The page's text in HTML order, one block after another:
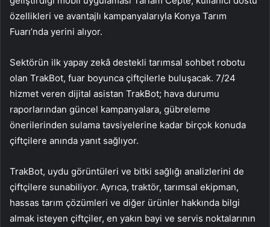
özellikleri ve avantajlı kampanyalarıyla Konya Tarım
Fuarı’nda yerini alıyor.
Sektörün ilk yapay zekâ destekli tarımsal sohbet robotu
olan TrakBot, fuar boyunca çiftçilerle buluşacak. 7/24
hizmet veren dijital asistan TrakBot; hava durumu
raporlarından güncel kampanyalara, gübreleme
önerilerinden sulama tavsiyelerine kadar birçok konuda
çiftçilere anında yanıt sağlıyor.
TrakBot, uydu görüntüleri ve bitki sağlığı analizlerini de
çiftçilere sunabiliyor. Ayrıca, traktör, tarımsal ekipman,
hassas tarım çözümleri ve diğer ürünler hakkında bilgi
almak isteyen çiftçiler, en yakın bayi ve servis noktalarının